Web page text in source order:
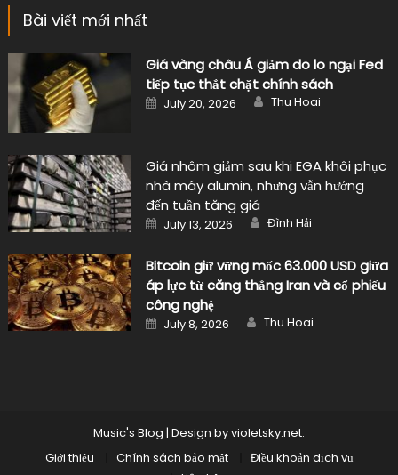
Bài viết mới nhất
Giá vàng châu Á giảm do lo ngại Fed
tiếp tục thắt chặt chính sách
Posted
on
July 20, 2026 Author
Thu Hoai
Giá nhôm giảm sau khi EGA khôi phục
nhà máy alumin, nhưng vẫn hướng
đến tuần tăng giá
Posted
on
July 13, 2026 Author
Đình Hải
Bitcoin giữ vững mốc 63.000 USD giữa
áp lực từ căng thẳng Iran và cổ phiếu
công nghệ
Posted
on
July 8, 2026 Author
Thu Hoai
Music's Blog | Design byvioletsky.net.
Giới thiệu
Chính sách bảo mật
Điều khoản dịch vụ